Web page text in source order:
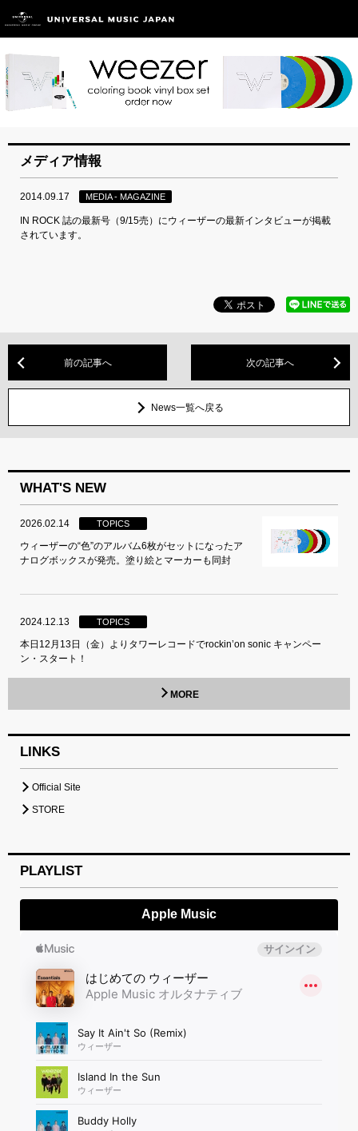
メディア情報
2014.09.17 MEDIA - MAGAZINE
IN ROCK 誌の最新号（9/15売）にウィーザーの最新インタビューが掲載
されています。
前の記事へ 次の記事へ
News一覧へ戻る
WHAT'S NEW
2026.02.14 TOPICS
ウィーザーの“色”のアルバム6枚がセットになったア
ナログボックスが発売。塗り絵とマーカーも同封
2024.12.13 TOPICS
本日12月13日（金）よりタワーレコードでrockin’on sonic キャンペー
ン・スタート！
MORE
LINKS
Official Site
STORE
PLAYLIST
Apple Music